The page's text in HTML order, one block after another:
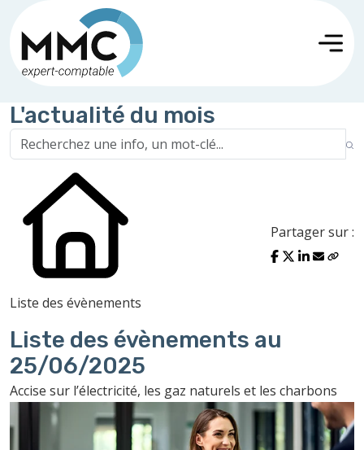
L'actualité du mois
Liste des évènements
Partager sur :
Liste des évènements au
25/06/2025
Accise sur l’électricité, les gaz naturels et les charbons